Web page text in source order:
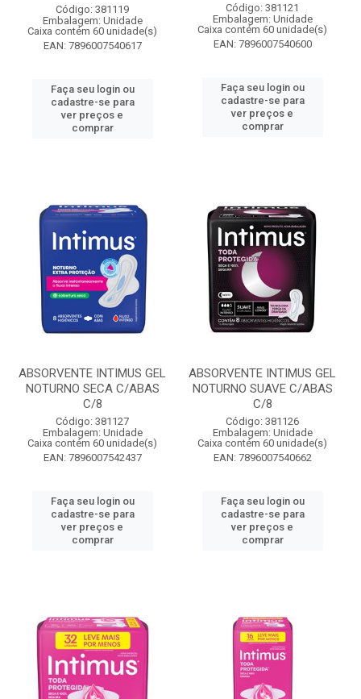
Código: 381119
Embalagem: Unidade
Caixa contém 60 unidade(s)
EAN: 7896007540617
Faça seu login ou
cadastre-se para
ver preços e
comprar
Código: 381121
Embalagem: Unidade
Caixa contém 60 unidade(s)
EAN: 7896007540600
Faça seu login ou
cadastre-se para
ver preços e
comprar
ABSORVENTE INTIMUS GEL
NOTURNO SECA C/ABAS
C/8
Código: 381127
Embalagem: Unidade
Caixa contém 60 unidade(s)
EAN: 7896007542437
Faça seu login ou
cadastre-se para
ver preços e
comprar
ABSORVENTE INTIMUS GEL
NOTURNO SUAVE C/ABAS
C/8
Código: 381126
Embalagem: Unidade
Caixa contém 60 unidade(s)
EAN: 7896007540662
Faça seu login ou
cadastre-se para
ver preços e
comprar